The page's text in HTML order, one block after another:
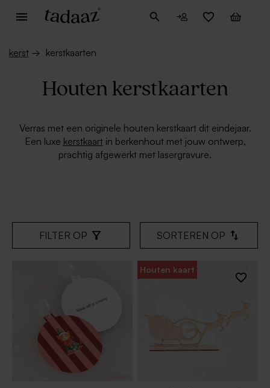
kerst → kerstkaarten
Houten kerstkaarten
Verras met een originele houten kerstkaart dit eindejaar.
Een luxe kerstkaartin berkenhout met jouw ontwerp,
prachtig afgewerkt met lasergravure.
FILTER OP SORTEREN OP
Houten kaart